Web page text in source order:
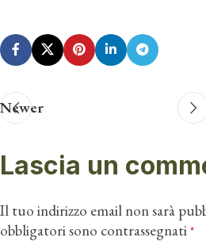
Newer
Lascia un
Il tuo indirizzo email non sarà
obbligatori sono contrassegnati*